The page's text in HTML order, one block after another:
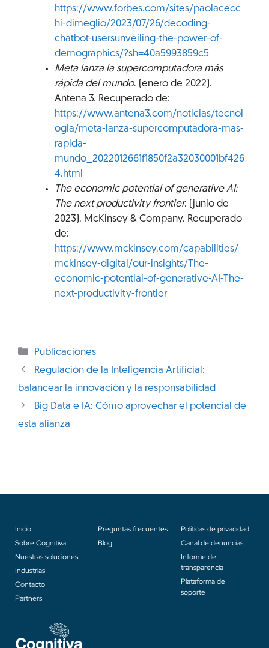
https://www.forbes.com/sites/paolacecc
hi-dimeglio/2023/07/26/decoding-
chatbot-usersunveiling-the-power-of-
demographics/?sh=40a5993859c5
Meta lanza la supercomputadora más
rápida del mundo. (enero de 2022).
Antena 3. Recuperado de:
https://www.antena3.com/noticias/tecnol
ogia/meta-lanza-supercomputadora-mas-
rapida-
mundo_2022012661f1850f2a32030001bf426
4.html
The economic potential of generative AI:
The next productivity frontier. (junio de
2023). McKinsey & Company. Recuperado
de:
https://www.mckinsey.com/capabilities/
mckinsey-digital/our-insights/The-
economic-potential-of-generative-AI-The-
next-productivity-frontier
Publicaciones
Regulación de la Inteligencia Artificial:
balancear la innovación y la responsabilidad
Big Data e IA: Cómo aprovechar el potencial de
esta alianza
Inicio
Sobre Cognitiva
Nuestras soluciones
Industrias
Contacto
Partners
Preguntas frecuentes
Blog
Políticas de privacidad
Canal de denuncias
Informe de
transparencia
Plataforma de
soporte